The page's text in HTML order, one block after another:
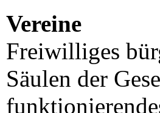
Vereine
Freiwilliges
Säulen der